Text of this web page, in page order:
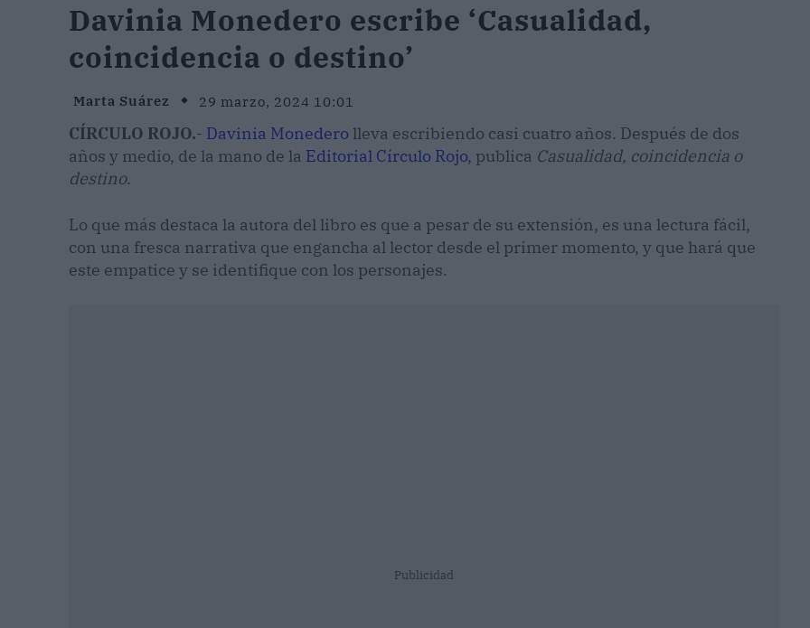
Davinia Monedero escribe ‘Casualidad,
coincidencia o destino’
Marta Suárez 29 marzo, 2024 10:01
CÍRCULO ROJO.- Davinia Monedero lleva escribiendo casi cuatro años. Después de dos
años y medio, de la mano de la Editorial Círculo Rojo, publica Casualidad, coincidencia o
destino.
Lo que más destaca la autora del libro es que a pesar de su extensión, es una lectura fácil,
con una fresca narrativa que engancha al lector desde el primer momento, y que hará que
este empatice y se identifique con los personajes.
Publicidad